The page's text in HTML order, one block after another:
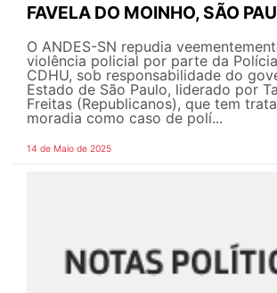
FAVELA DO MOINHO, SÃO
O ANDES-SN repudia
violência policial por parte da
CDHU, sob responsabilidade do
Estado de São Paulo, liderado por
Freitas (Republicanos), que tem
moradia como caso de polí...
14 de Maio de 2025